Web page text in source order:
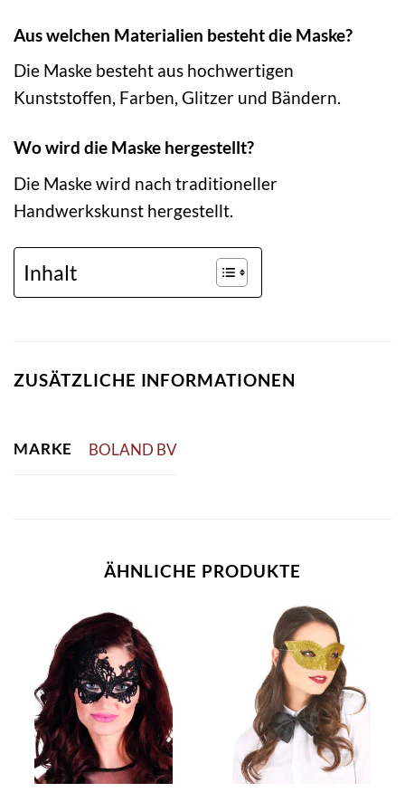
Aus welchen Materialien besteht die Maske?
Die Maske besteht aus hochwertigen
Kunststoffen, Farben, Glitzer und Bändern.
Wo wird die Maske hergestellt?
Die Maske wird nach traditioneller
Handwerkskunst hergestellt.
Inhalt
ZUSÄTZLICHE INFORMATIONEN
MARKE BOLAND BV
ÄHNLICHE PRODUKTE